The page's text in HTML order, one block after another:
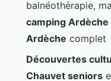
balnéothérapie,
camping Ardèche
Ardèche complet
Découvertes
Chauvet seniors